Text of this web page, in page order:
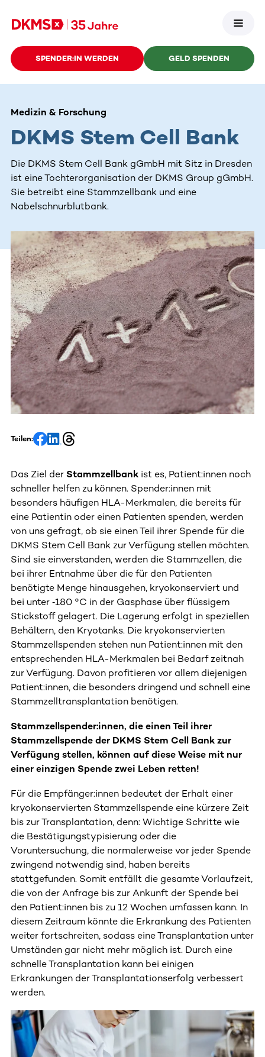
SPENDER:IN WERDEN GELD SPENDEN
Medizin & Forschung
DKMS Stem Cell Bank
Die DKMS Stem Cell Bank gGmbH mit Sitz in Dresden
ist eine Tochterorganisation der DKMS Group gGmbH.
Sie betreibt eine Stammzellbank und eine
Nabelschnurblutbank.
Teilen:
Das Ziel der Stammzellbank ist es, Patient:innen noch
schneller helfen zu können. Spender:innen mit
besonders häufigen HLA-Merkmalen, die bereits für
eine Patientin oder einen Patienten spenden, werden
von uns gefragt, ob sie einen Teil ihrer Spende für die
DKMS Stem Cell Bank zur Verfügung stellen möchten.
Sind sie einverstanden, werden die Stammzellen, die
bei ihrer Entnahme über die für den Patienten
benötigte Menge hinausgehen, kryokonserviert und
bei unter ‑180 °C in der Gasphase über flüssigem
Stickstoff gelagert. Die Lagerung erfolgt in speziellen
Behältern, den Kryotanks. Die kryokonservierten
Stammzellspenden stehen nun Patient:innen mit den
entsprechenden HLA-Merkmalen bei Bedarf zeitnah
zur Verfügung. Davon profitieren vor allem diejenigen
Patient:innen, die besonders dringend und schnell eine
Stammzelltransplantation benötigen.
Stammzellspender:innen, die einen Teil ihrer
Stammzellspende der DKMS Stem Cell Bank zur
Verfügung stellen, können auf diese Weise mit nur
einer einzigen Spende zwei Leben retten!
Für die Empfänger:innen bedeutet der Erhalt einer
kryokonservierten Stammzellspende eine kürzere Zeit
bis zur Transplantation, denn: Wichtige Schritte wie
die Bestätigungstypisierung oder die
Voruntersuchung, die normalerweise vor jeder Spende
zwingend notwendig sind, haben bereits
stattgefunden. Somit entfällt die gesamte Vorlaufzeit,
die von der Anfrage bis zur Ankunft der Spende bei
den Patient:innen bis zu 12 Wochen umfassen kann. In
diesem Zeitraum könnte die Erkrankung des Patienten
weiter fortschreiten, sodass eine Transplantation unter
Umständen gar nicht mehr möglich ist. Durch eine
schnelle Transplantation kann bei einigen
Erkrankungen der Transplantationserfolg verbessert
werden.